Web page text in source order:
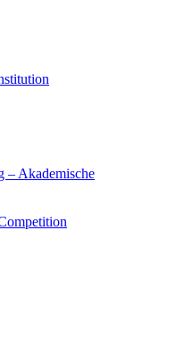
– Akademische